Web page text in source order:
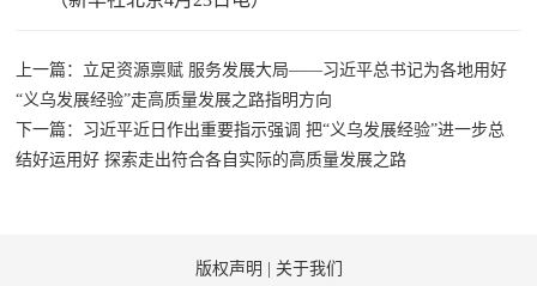
上一篇：立足资源禀赋 服务发展大局——习近平总书记为各地用好
“义乌发展经验”走高质量发展之路指明方向
下一篇：习近平近日作出重要指示强调 把“义乌发展经验”进一步总
结好运用好 探索走出符合各自实际的高质量发展之路
版权声明 关于我们